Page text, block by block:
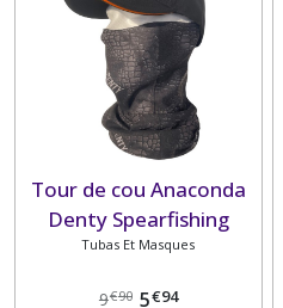
Tour de cou Anaconda
Denty Spearfishing
Tubas Et Masques
9€90 5€94